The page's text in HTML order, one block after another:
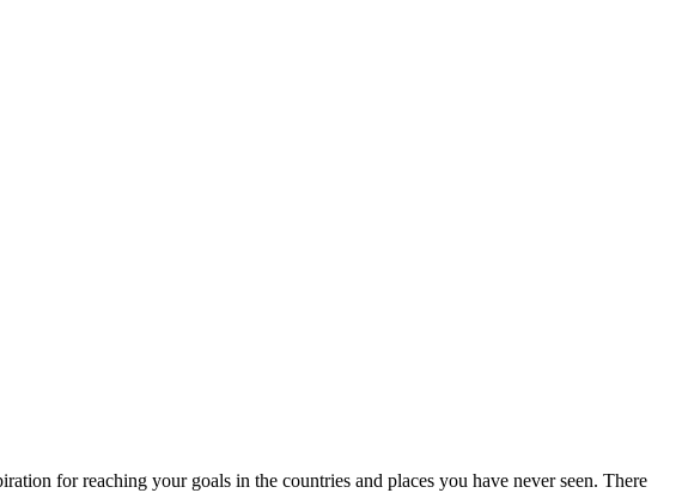
for reaching your goals in the countries and places you have never seen. There